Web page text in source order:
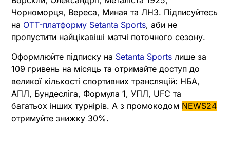
Чорноморця, Вереса, Миная та ЛНЗ. Підписуйтесь
на OTT-платформу Setanta Sports, аби не
пропустити найцікавіші матчі поточного сезону.
Оформлюйте підписку на Setanta Sports лише за
109 гривень на місяць та отримайте доступ до
великої кількості спортивних трансляцій: НБА,
АПЛ, Бундесліга, Формула 1, УПЛ, UFC та
багатьох інших турнірів. А з промокодом NEWS24
отримуйте знижку 30%.